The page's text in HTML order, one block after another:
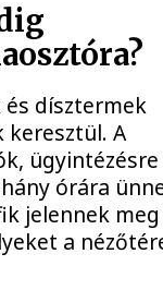
és dísztermek
keresztül. A
ügyintézésre
órára
jelennek
a